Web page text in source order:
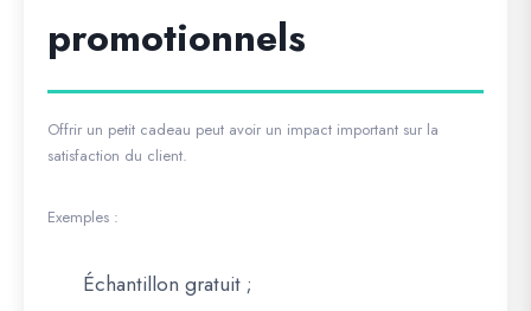
promotionnels
Offrir un petit cadeau peut avoir un impact important sur la
satisfaction du client.
Exemples :
Échantillon gratuit ;